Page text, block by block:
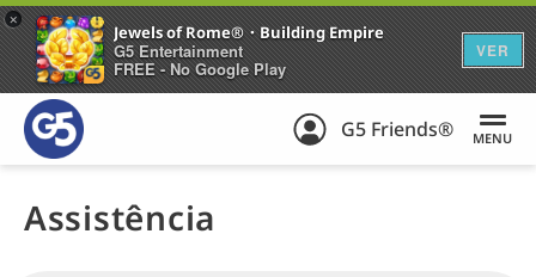
Jewels of Rome®・Building Empire
G5 Entertainment
FREE - No Google Play
VER
+
G5 Friends® MENU
Assistência